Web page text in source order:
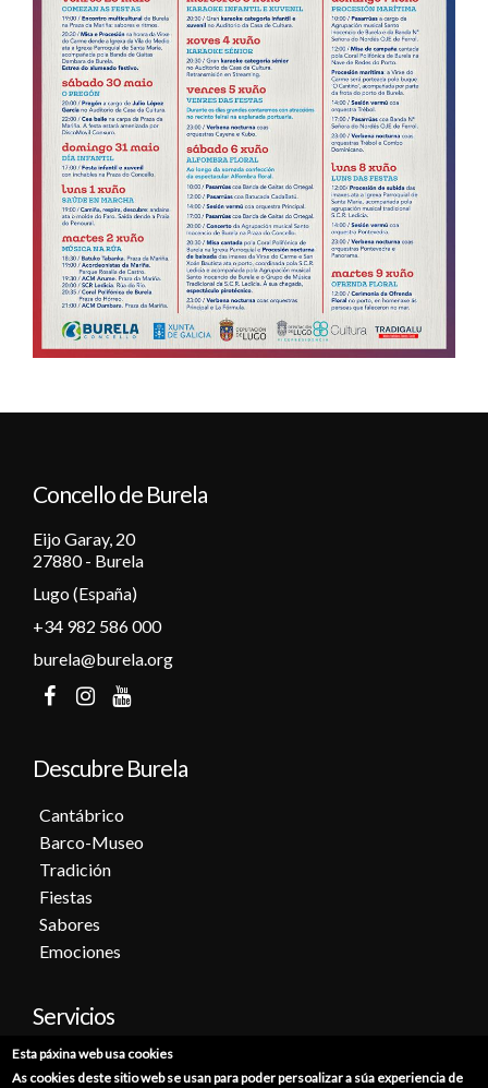
Concello de Burela
Eijo Garay, 20
27880 - Burela
Lugo (España)
+34 982 586 000
burela@burela.org
Descubre Burela
Cantábrico
Barco-Museo
Tradición
Fiestas
Sabores
Emociones
Servicios
Cita previa
Esta páxina web usa cookies
As cookies deste sitio web se usan para poder persoalizar a súa experiencia de